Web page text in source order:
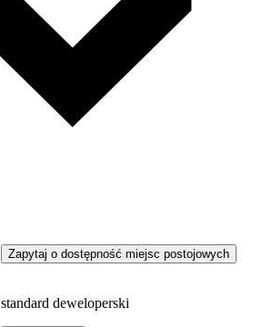
Zapytaj o dostępność miejsc postojowych
standard deweloperski